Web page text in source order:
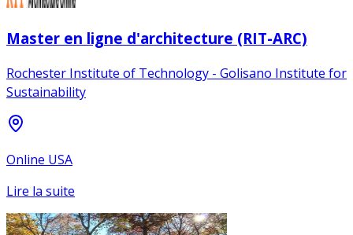
Master en ligne d'architecture (RIT-ARC)
Rochester Institute of Technology - Golisano Institute for
Sustainability
Online USA
Lire la suite